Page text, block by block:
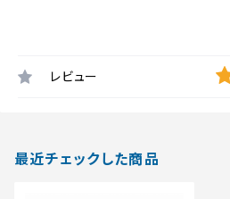
レビュー
最近チェックした商品